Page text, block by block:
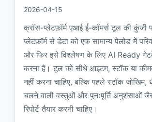
2026-04-15
क्रॉस-प्लेटफ़ॉर्म एआई ई-कॉमर्स टूल की कुंजी
प्लेटफ़ॉर्म से डेटा को एक सामान्य पेलोड में
और फिर इसे विश्लेषण के लिए AI Ready
करना है। टूल को सीधे आइटम, स्टॉक या
नहीं करना चाहिए, बल्कि पहले स्टॉक जोखिम,
चलने वाली वस्तुओं और पुनःपूर्ति अनुशंसाओं
रिपोर्ट तैयार करनी चाहिए।